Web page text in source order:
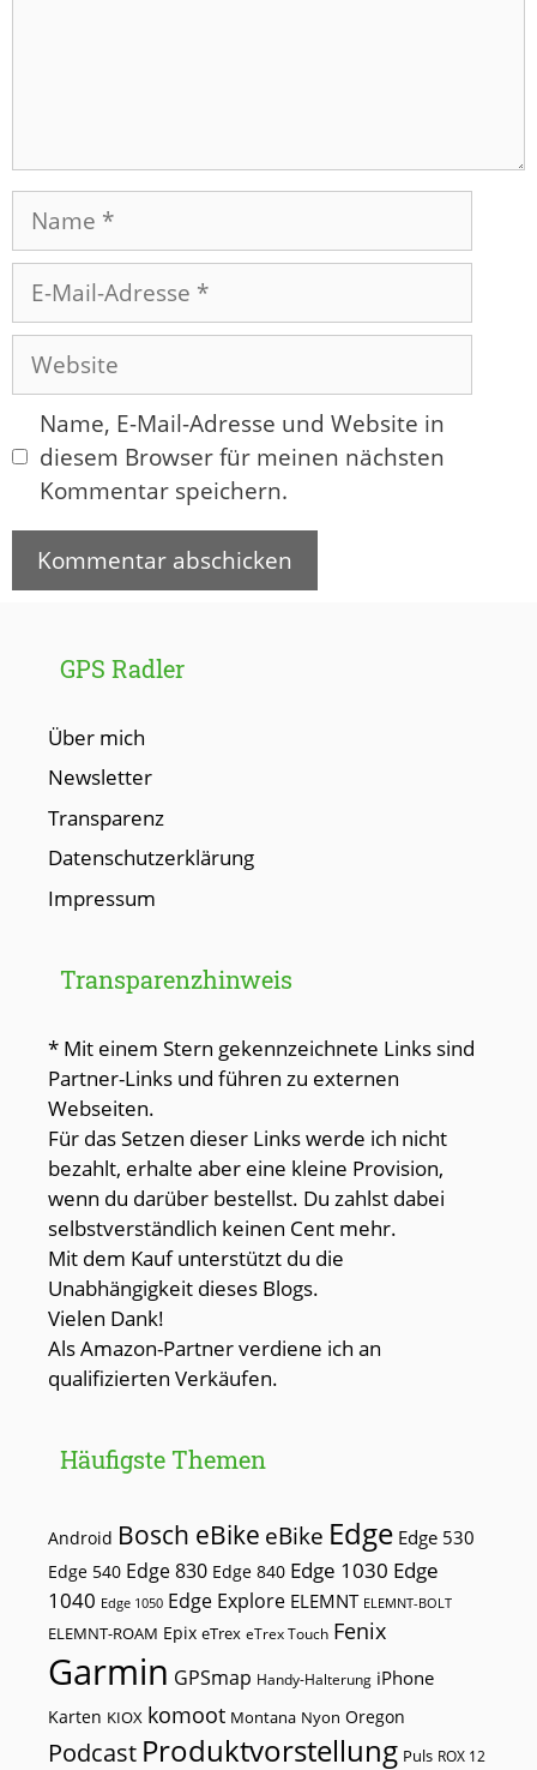
Name
Mail-
Adresse
Website
Name, E-Mail-Adresse und Website in
diesem Browser für meinen nächsten
Kommentar speichern.
GPS Radler
Über mich
Newsletter
Transparenz
Datenschutzerklärung
Impressum
Transparenzhinweis
* Mit einem Stern gekennzeichnete Links sind
Partner-Links und führen zu externen
Webseiten.
Für das Setzen dieser Links werde ich nicht
bezahlt, erhalte aber eine kleine Provision,
wenn du darüber bestellst. Du zahlst dabei
selbstverständlich keinen Cent mehr.
Mit dem Kauf unterstützt du die
Unabhängigkeit dieses Blogs.
Vielen Dank!
Als Amazon-Partner verdiene ich an
qualifizierten Verkäufen.
Häufigste Themen
Android Bosch eBike eBike Edge Edge 530
Edge 540 Edge 830 Edge 840 Edge 1030 Edge
1040 Edge 1050 Edge Explore ELEMNT ELEMNT-BOLT
ELEMNT-ROAM Epix eTrex eTrex Touch Fenix
Garmin GPSmap Handy-Halterung iPhone
Karten KIOX komoot Montana Nyon Oregon
Podcast Produktvorstellung Puls ROX 12